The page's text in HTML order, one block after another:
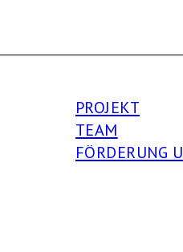
PROJEKT
TEAM
FÖRDERUNG